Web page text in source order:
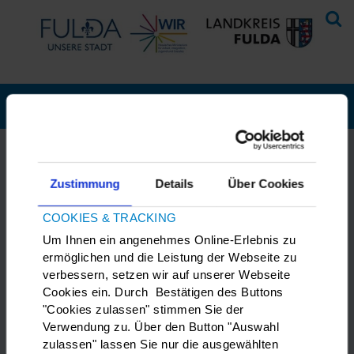
Zustimmung Details Über Cookies
COOKIES & TRACKING
Um Ihnen ein angenehmes Online-Erlebnis zu
ermöglichen und die Leistung der Webseite zu
verbessern, setzen wir auf unserer Webseite
Cookies ein. Durch Bestätigen des Buttons
"Cookies zulassen" stimmen Sie der
Verwendung zu. Über den Button "Auswahl
zulassen" lassen Sie nur die ausgewählten
Netzwerk Sozialwesen
13.12.2023
Das Netzwerk unterstützt und berät
Akteure im Bereich Sozialwesen.